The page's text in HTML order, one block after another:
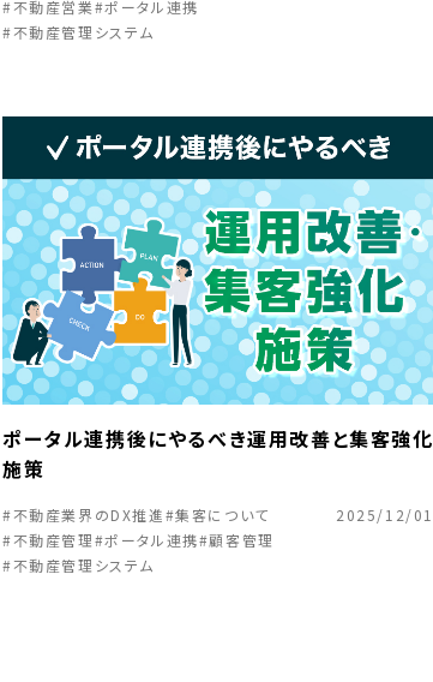
#不動産営業#ポータル連携
#不動産管理システム
ポータル連携後にやるべき運用改善と集客強化
施策
#不動産業界のDX推進#集客について
#不動産管理#ポータル連携#顧客管理
#不動産管理システム
2025/12/01